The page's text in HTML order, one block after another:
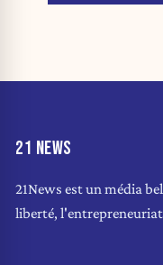
21 NEWS
21News est un média
liberté,